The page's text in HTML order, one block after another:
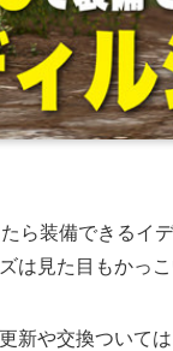
ら装備できるイ
は見た目もかっ
新や交換ついて